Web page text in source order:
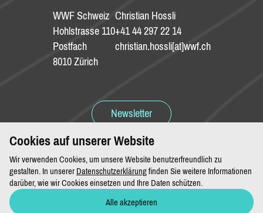
WWF Schweiz
Hohlstrasse 110
Postfach
8010 Zürich
Christian Hossli
+41 44 297 22 14
christian.hossli[at]wwf.ch
Newsletter
Spenden
Cookies auf unserer Website
Wir verwenden Cookies, um unsere Website benutzerfreundlich zu
gestalten. In unsererDatenschutzerklärungfinden Sie weitere Informationen
darüber, wie wir Cookies einsetzen und Ihre Daten schützen.
Alle akzeptieren